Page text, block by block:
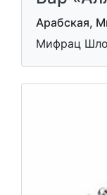
Арабская,
Мифрац